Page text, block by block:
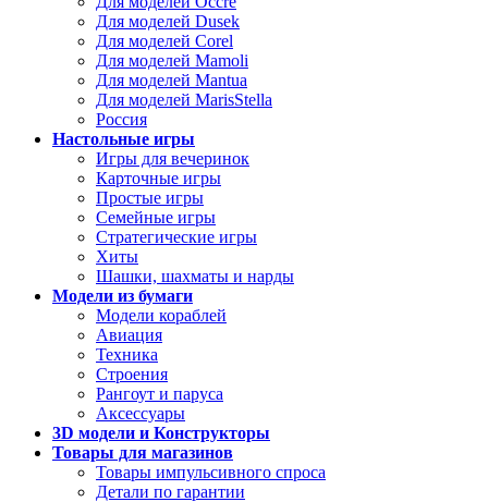
Для моделей Dusek
Для моделей Corel
Для моделей Mamoli
Для моделей Mantua
Для моделей MarisStella
Россия
Настольные игры
Игры для вечеринок
Карточные игры
Простые игры
Семейные игры
Стратегические игры
Хиты
Шашки, шахматы и нарды
Модели из бумаги
Модели кораблей
Авиация
Техника
Строения
Рангоут и паруса
Аксессуары
3D модели и Конструкторы
Товары для магазинов
Товары импульсивного спроса
Детали по гарантии